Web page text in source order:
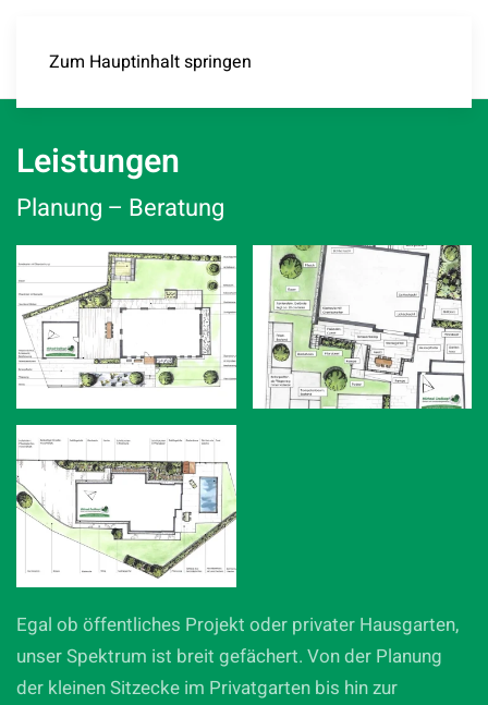
Zum Hauptinhalt springen
Leistungen
Planung – Beratung
Egal ob öffentliches Projekt oder privater Hausgarten,
unser Spektrum ist breit gefächert. Von der Planung
der kleinen Sitzecke im Privatgarten bis hin zur